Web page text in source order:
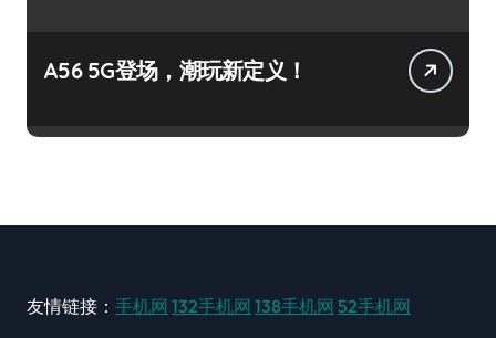
A56 5G登场，潮玩新定义！
友情链接： 手机网 132手机网 138手机网 52手机网